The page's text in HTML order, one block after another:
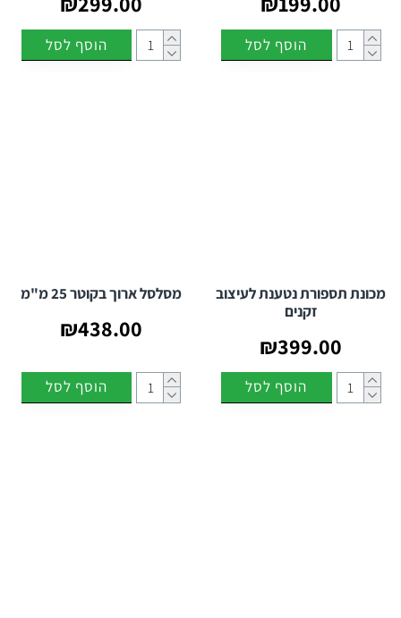
הוסף לסל הוסף לסל
מכונת תספורת נטענת לעיצוב
זקנים
₪399.00
הוסף לסל
מסלסל ארוך בקוטר 25 מ"מ
₪438.00
הוסף לסל